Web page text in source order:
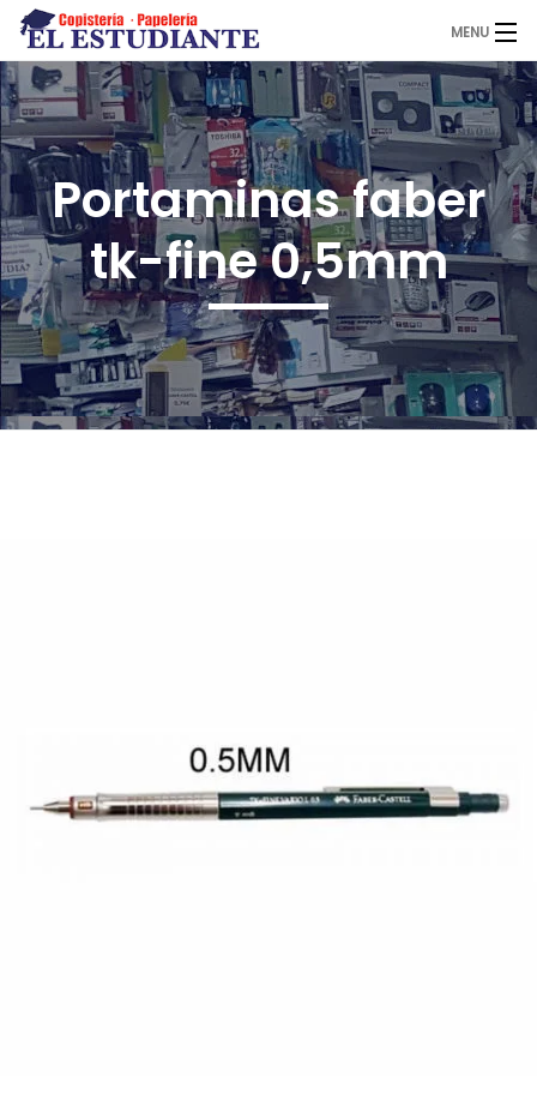
MENU
El Estudiante
Copistería
Papelería
Servicios
Portaminas faber
tk-fine 0,5mm